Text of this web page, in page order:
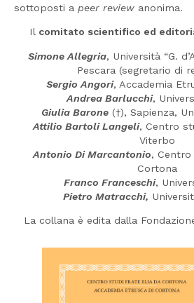
sottoposti a peer review anonima.
Il comitato scientifico ed
Simone Allegria, Università “G.
Pescara (segretario di
Sergio Angori, Accademia
Andrea Barlucchi,
Giulia Barone (†), Sapienza,
Attilio Bartoli Langeli, Centro
Viterbo
Antonio Di Marcantonio,
Cortona
Franco Franceschi,
Pietro Matracchi,
La collana è edita dalla